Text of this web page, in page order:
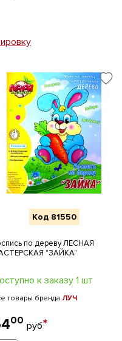
Код 81550
по дереву ЛЕСНАЯ
"ЗАЙКА"
к заказу 1 шт
товары бренда ЛУЧ
00 руб*